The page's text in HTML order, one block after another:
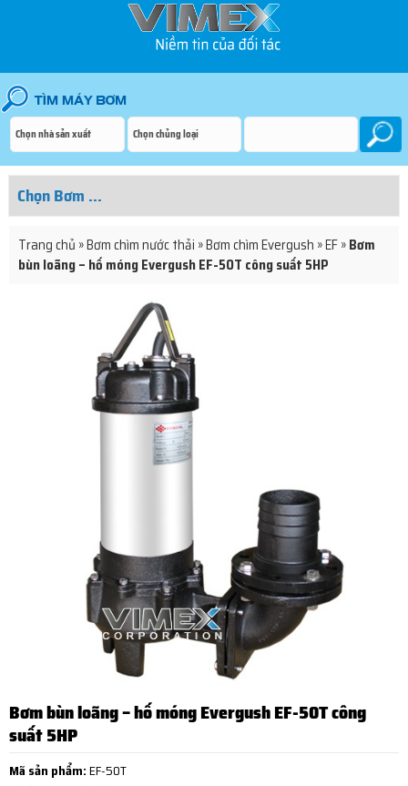
Trang chủ »Bơm chìm nước thải »Bơm chìm Evergush »EF»Bơm
bùn loãng – hố móng Evergush EF-50T công suất 5HP
Bơm bùn loãng – hố móng Evergush EF-50T công
suất 5HP
Mã sản phẩm:EF-50T